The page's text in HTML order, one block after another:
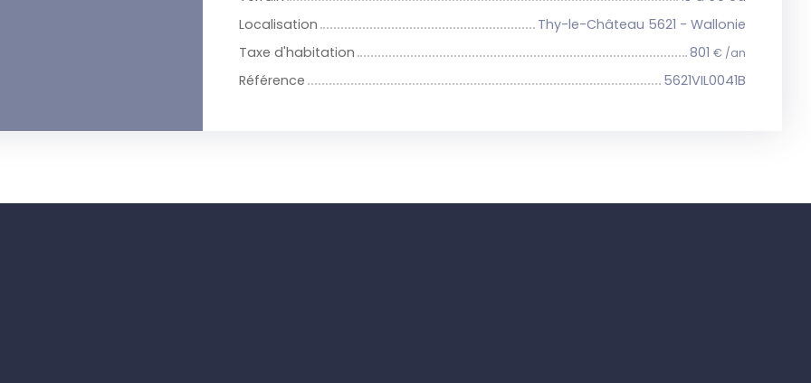
Localisation
Thy-le-Château 5621 - Wallonie
Taxe d'habitation
801 € /an
Référence 5621VIL0041B